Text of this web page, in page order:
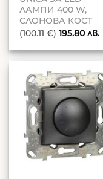
ЛАМПИ 400 W,
СЛОНОВА КОСТ
(100.11 €) 195.80лв.